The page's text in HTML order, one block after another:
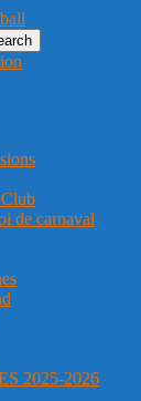
Blagnac
de carnaval
2025-2026